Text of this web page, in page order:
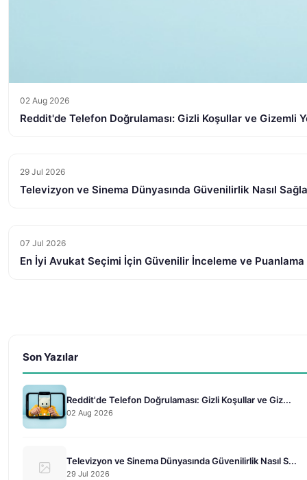
02 Aug 2026
Reddit'de Telefon Doğrulaması: Gizli Koşullar ve Gizemli
29 Jul 2026
Televizyon ve Sinema Dünyasında Güvenilirlik Nasıl
07 Jul 2026
En İyi Avukat Seçimi İçin Güvenilir İnceleme ve Puanlama
Son Yazılar
Reddit'de Telefon Doğrulaması: Gizli Koşullar ve Giz...
02 Aug 2026
Televizyon ve Sinema Dünyasında Güvenilirlik Nasıl S...
29 Jul 2026